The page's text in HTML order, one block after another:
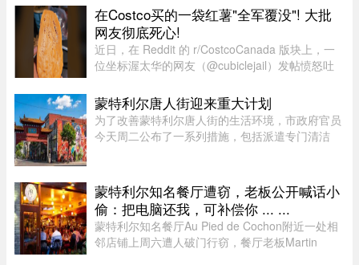
批年轻人围观、起哄和拍摄，却迟迟没有人上前制
止。据CTV新闻报道，事件发 ...
在Costco买的一袋红薯"全军覆没"! 大批
网友彻底死心!
近日，在 Reddit 的 r/CostcoCanada 版块上，一
位坐标渥太华的网友（@cubiclejail）发帖愤怒吐
数百位加拿大网友的激烈共鸣与讨论。这原本只是
一句日常的抱怨，却意外演 ...
蒙特利尔唐人街迎来重大计划
为了改善蒙特利尔唐人街的生活环境，市政府官员
今天周二公布了一系列措施，包括派遣专门清洁
示：“我们正在把承诺变成行动 ...
蒙特利尔知名餐厅遭窃，老板公开喊话小
偷：把电脑还我，可补偿你 ... ...
蒙特利尔知名餐厅Au Pied de Cochon附近一处相
邻店铺上周六遭人破门行窃，餐厅老板Martin